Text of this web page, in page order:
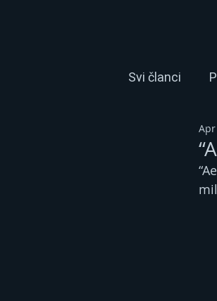
Svi članci